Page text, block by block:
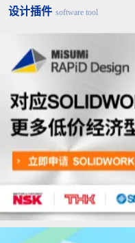
设计插件 software tool